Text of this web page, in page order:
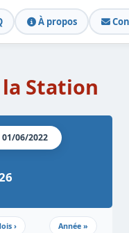
À propos
Station
06/2022
› Année »